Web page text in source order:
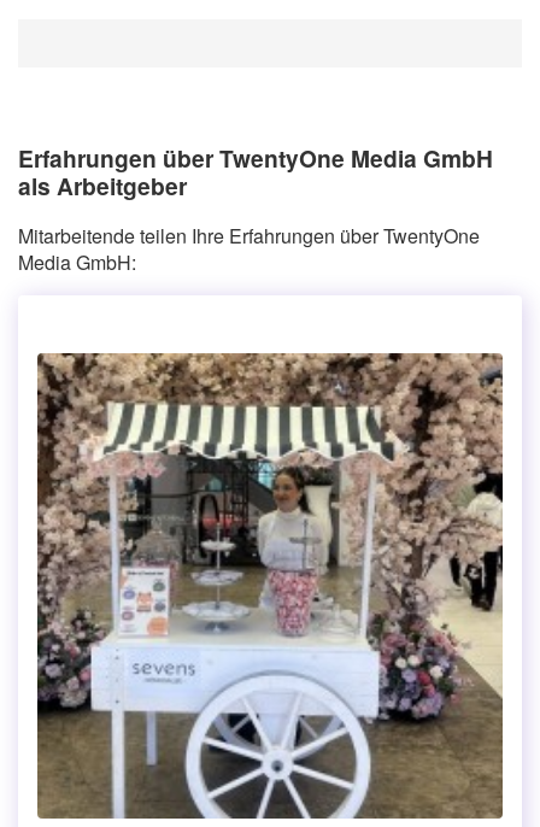
Erfahrungen über TwentyOne Media GmbH
als Arbeitgeber
Mitarbeitende teilen Ihre Erfahrungen über TwentyOne
Media GmbH: